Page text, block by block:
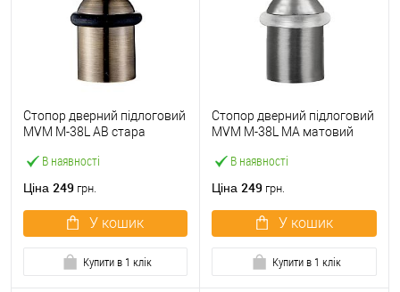
В наявності
Стопор дверний підлоговий
MVM M-38L AB стара
Ціна 249 грн.
У кошик
Купити в 1 клік
В наявності
Стопор дверний підлоговий
MVM M-38L MA матовий
Ціна 249 грн.
У кошик
Купити в 1 клік